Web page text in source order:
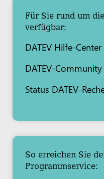
Für Sie rund um
verfügbar:
DATEV Hilfe-Center
DATEV-Community
Status DATEV-
So erreichen Sie
Programmservice: